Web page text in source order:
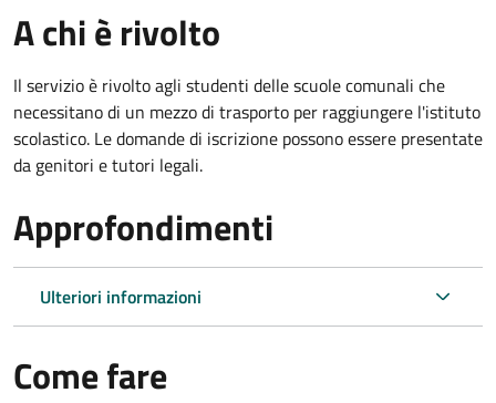
A chi è rivolto
Il servizio è rivolto agli studenti delle scuole comunali che
necessitano di un mezzo di trasporto per raggiungere l'istituto
scolastico. Le domande di iscrizione possono essere presentate
da genitori e tutori legali.
Approfondimenti
Ulteriori informazioni
Come fare